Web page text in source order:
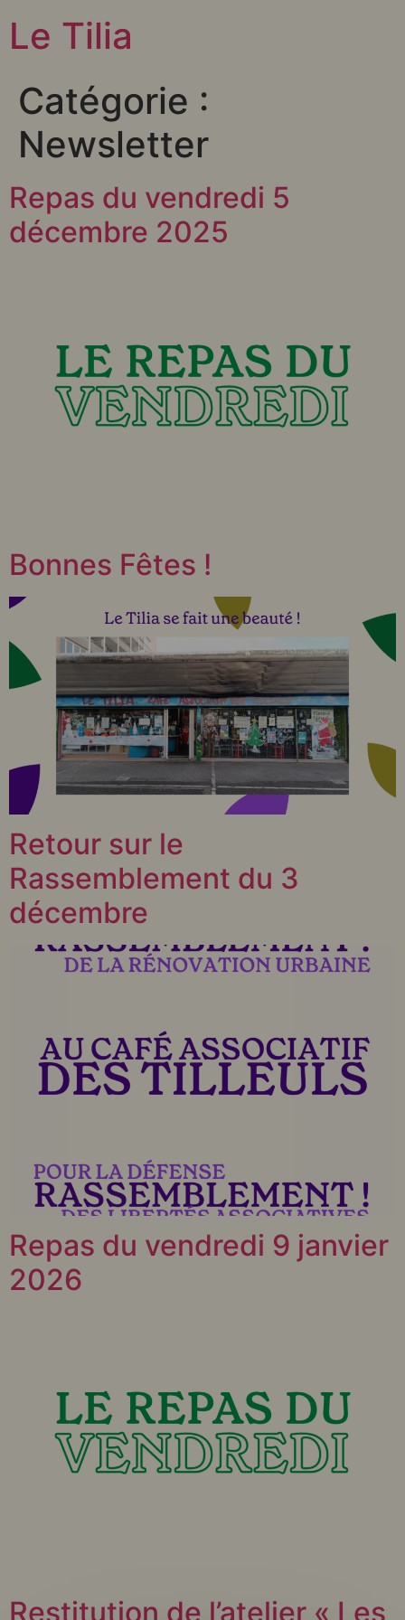
Le Tilia
Catégorie :
Newsletter
Repas du vendredi 5
décembre 2025
Bonnes Fêtes !
Retour sur le
Rassemblement du 3
décembre
Repas du vendredi 9 janvier
2026
Restitution de l’atelier « Les